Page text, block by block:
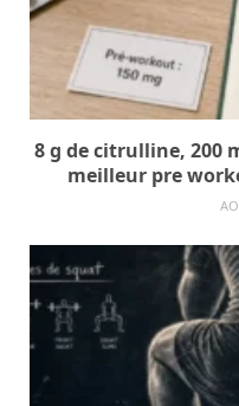
8 g de citrulline, 200
meilleur pre